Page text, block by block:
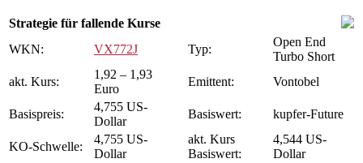
Strategie für fallende Kurse
WKN:
VX772J Typ:
Open End
Turbo Short
akt. Kurs:
1,92 – 1,93
Euro
Emittent: Vontobel
Basispreis:
4,755 US-
Dollar
Basiswert: kupfer-Future
KO-Schwelle:
4,755 US-
Dollar
akt. Kurs
Basiswert:
4,544 US-
Dollar